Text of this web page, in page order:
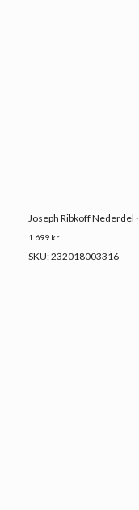
Joseph Ribkoff Nederdel ·
1.699 kr.
SKU: 232018003316